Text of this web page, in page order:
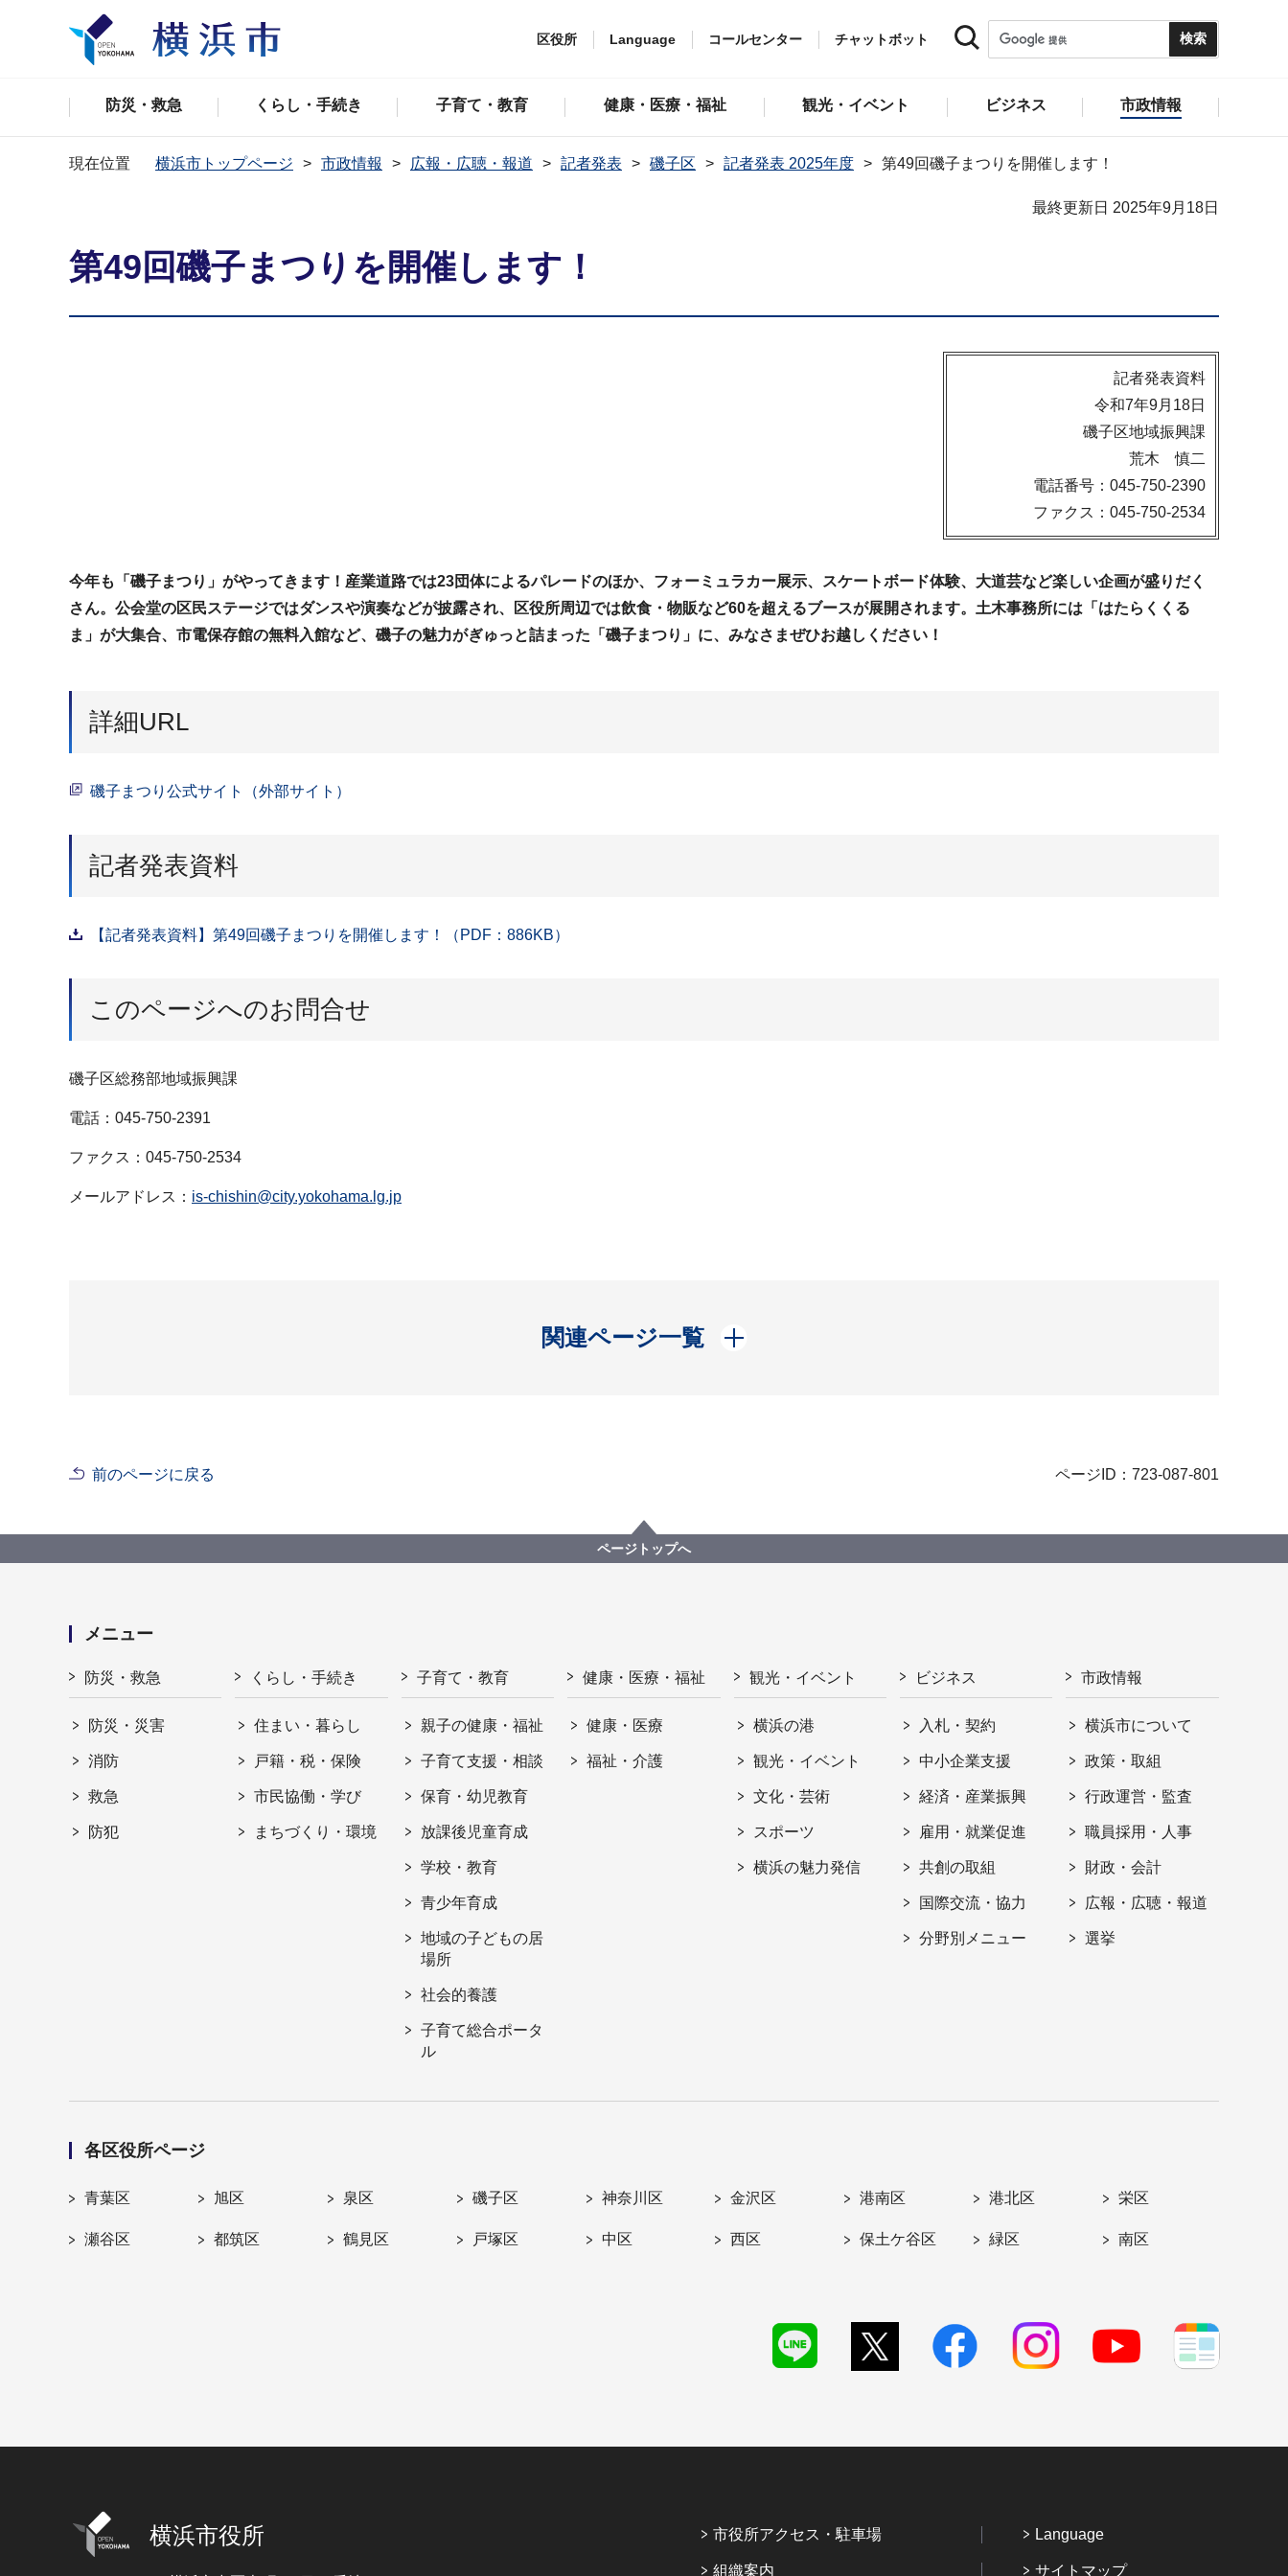
区役所 Language コールセンター チャットボット
防災・救急 くらし・手続き 子育て・教育 健康・医療・福祉 観光・イベント ビジネス 市政情報
現在位置 横浜市トップページ 市政情報 広報・広聴・報道 記者発表 磯子区 記者発表 2025年度 第49回磯子まつりを開催します！
最終更新日 2025年9月18日
第49回磯子まつりを開催します！
記者発表資料
令和7年9月18日
磯子区地域振興課
荒木 慎二
電話番号：045-750-2390
ファクス：045-750-2534
今年も「磯子まつり」がやってきます！産業道路では23団体によるパレードのほか、フォーミュラカー展示、スケートボード体験、大道芸など楽しい企画が盛りだく
さん。公会堂の区民ステージではダンスや演奏などが披露され、区役所周辺では飲食・物販など60を超えるブースが展開されます。土木事務所には「はたらくくる
ま」が大集合、市電保存館の無料入館など、磯子の魅力がぎゅっと詰まった「磯子まつり」に、みなさまぜひお越しください！
詳細URL
磯子まつり公式サイト（外部サイト）
記者発表資料
【記者発表資料】第49回磯子まつりを開催します！（PDF：886KB）
このページへのお問合せ
磯子区総務部地域振興課
電話：045-750-2391
ファクス：045-750-2534
メールアドレス： is-chishin@city.yokohama.lg.jp
関連ページ一覧
開く
前のページに戻る ページID：723-087-801
ページトップへ
メニュー
防災・救急
防災・災害
消防
救急
防犯
くらし・手続き
住まい・暮らし
戸籍・税・保険
市民協働・学び
まちづくり・環境
子育て・教育
親子の健康・福祉
子育て支援・相談
保育・幼児教育
放課後児童育成
学校・教育
青少年育成
地域の子どもの居
場所
社会的養護
子育て総合ポータ
ル
健康・医療・福祉
健康・医療
福祉・介護
観光・イベント
横浜の港
観光・イベント
文化・芸術
スポーツ
横浜の魅力発信
ビジネス
入札・契約
中小企業支援
経済・産業振興
雇用・就業促進
共創の取組
国際交流・協力
分野別メニュー
市政情報
横浜市について
政策・取組
行政運営・監査
職員採用・人事
財政・会計
広報・広聴・報道
選挙
各区役所ページ
青葉区 旭区 泉区 磯子区 神奈川区 金沢区 港南区 港北区 栄区
瀬谷区 都筑区 鶴見区 戸塚区 中区 西区 保土ケ谷区 緑区 南区
横浜市役所 市役所アクセス・駐車場
組織案内
Language
サイトマップ